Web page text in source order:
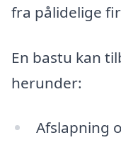
fra pålidelige
En bastu kan
herunder:
Afslapning